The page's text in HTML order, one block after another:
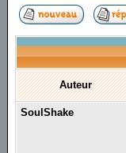
Auteur
SoulShake